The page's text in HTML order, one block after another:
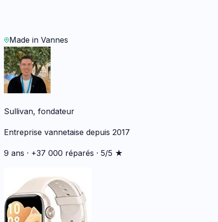
Made in Vannes
Sullivan, fondateur
Entreprise vannetaise depuis 2017
9 ans · +37 000 réparés · 5/5 ★